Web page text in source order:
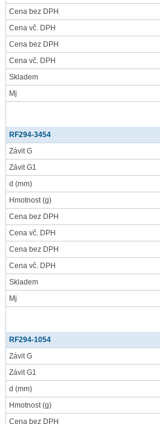
Cena bez DPH
Cena vč. DPH
Cena bez DPH
Cena vč. DPH
Skladem
Mj
RF294-3454
Závit G
Závit G1
d (mm)
Hmotnost(g)
Cena bez DPH
Cena vč. DPH
Cena bez DPH
Cena vč. DPH
Skladem
Mj
RF294-1054
Závit G
Závit G1
d (mm)
Hmotnost(g)
Cena bez DPH